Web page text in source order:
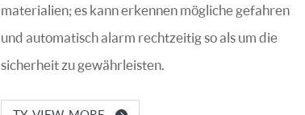
materialien; es kann erkennen mögliche gefahren
und automatisch alarm rechtzeitig so als um die
sicherheit zu gewährleisten.